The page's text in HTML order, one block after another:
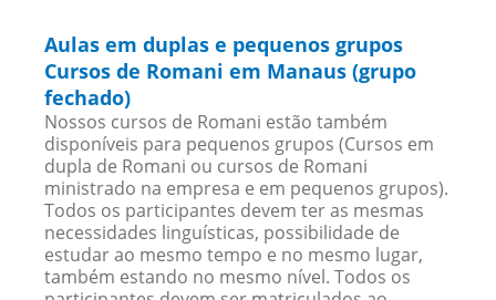
Aulas em duplas e pequenos grupos
Cursos de Romani em Manaus (grupo
fechado)
Nossos cursos de Romani estão também
disponíveis para pequenos grupos (Cursos em
dupla de Romani ou cursos de Romani
ministrado na empresa e em pequenos grupos).
Todos os participantes devem ter as mesmas
necessidades linguísticas, possibilidade de
estudar ao mesmo tempo e no mesmo lugar,
também estando no mesmo nível. Todos os